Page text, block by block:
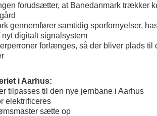
forudsætter, at Banedanmark trækker
gennemfører samtidig sporfornyelser,
nyt digitalt signalsystem
forlænges, så der bliver plads til
i Aarhus:
tilpasses til den nye jernbane i Aarhus
elektrificeres
sætte op